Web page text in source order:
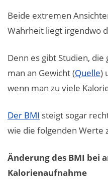
Beide extremen
Wahrheit liegt irgendwo
Denn es gibt Studien, die
man an Gewicht (Quelle)
wenn man zu viele
Der BMI steigt sogar
wie die folgenden Werte
Änderung des BMI bei
Kalorienaufnahme